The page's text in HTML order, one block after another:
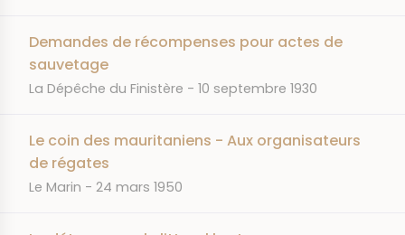
Demandes de récompenses pour actes de
sauvetage
JOURNAL
La Dépêche du Finistère DATE
10 septembre 1930
Le coin des mauritaniens - Aux organisateurs
de régates
JOURNAL
Le Marin DATE
24 mars 1950